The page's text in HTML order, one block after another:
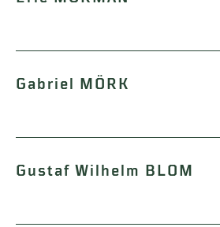
Gabriel MÖRK
Gustaf Wilhelm BLOM